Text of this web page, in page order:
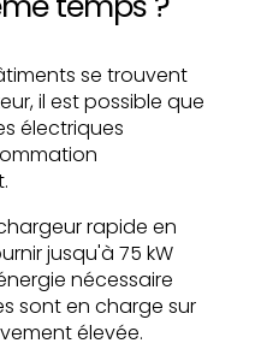
se trouvent
il est possible que
électriques
rapide en
jusqu'à 75 kW
nécessaire
sont en charge sur
élevée.